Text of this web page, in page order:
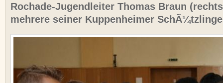
Rochade-Jugendleiter Thomas Braun
mehrere seiner Kuppenheimer SchÃ¼tzlinge